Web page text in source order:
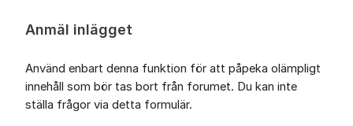
Anmäl inlägget
Använd enbart denna funktion för att påpeka olämpligt
innehåll som bör tas bort från forumet. Du kan inte
ställa frågor via detta formulär.